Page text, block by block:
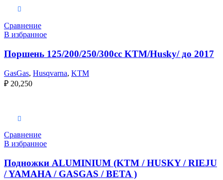
Сравнение
В избранное
Поршень 125/200/250/300сс KTM/Husky/ до 2017
GasGas, Husqvarna, KTM
₽ 20,250
Сравнение
В избранное
Подножки ALUMINIUM (KTM / HUSKY / RIEJU
/ YAMAHA / GASGAS / BETA )